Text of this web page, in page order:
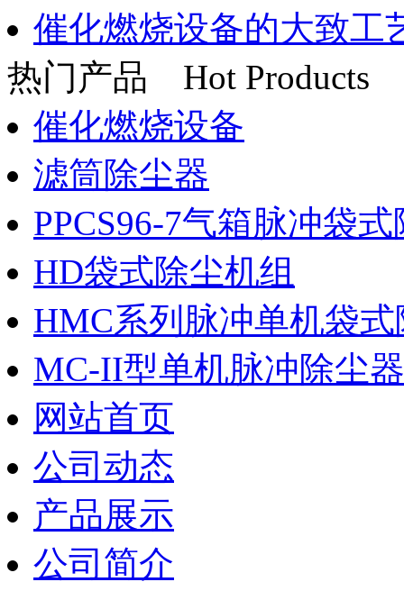
催化燃烧设备的大致工
热门产品
Hot Products
催化燃烧设备
滤筒除尘器
PPCS96-7气箱脉冲袋
HD袋式除尘机组
HMC系列脉冲单机袋式
MC-II型单机脉冲除尘器
网站首页
公司动态
产品展示
公司简介